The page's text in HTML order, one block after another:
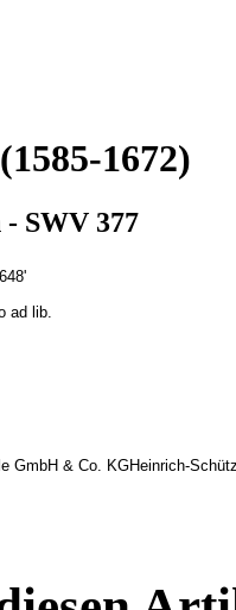
(1585-1672)
SWV 377
ad lib.
GmbH & Co. KGHeinrich-